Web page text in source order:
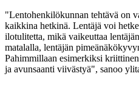
"Lentohenkilökunnan tehtävä on
kaikkina hetkinä. Lentäjä voi
ilotulitetta, mikä vaikeuttaa
matalalla, lentäjän
Pahimmillaan esimerkiksi
ja avunsaanti viivästyä", sanoo